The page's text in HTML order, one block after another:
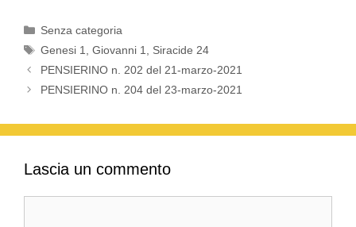
Categorie
Senza categoria
Tag
Genesi 1,Giovanni 1, Siracide 24
PENSIERINO n. 202 del 21-marzo-2021
PENSIERINO n. 204 del 23-marzo-2021
Lascia un commento